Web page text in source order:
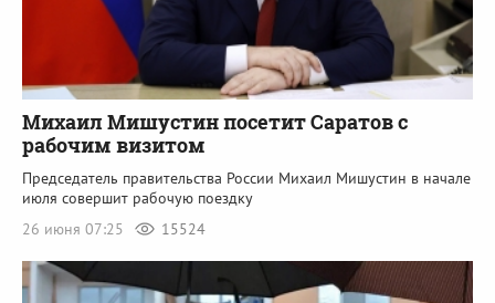
Михаил Мишустин посетит Саратов с
рабочим визитом
Председатель правительства России Михаил Мишустин в начале
июля совершит рабочую поездку
26 июня 07:25
15524